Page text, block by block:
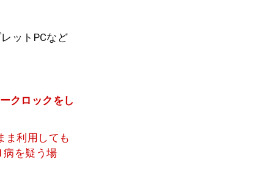
ットPCなど
クロックをし
ま利用しても
病を疑う場